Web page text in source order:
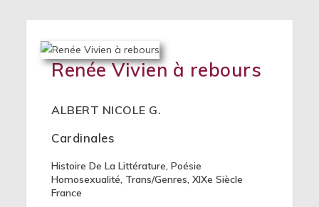
Renée Vivien à rebours
ALBERT NICOLE G.
Cardinales
Histoire De La Littérature,Poésie
Homosexualité, Trans/genres,XIXe Siècle
France